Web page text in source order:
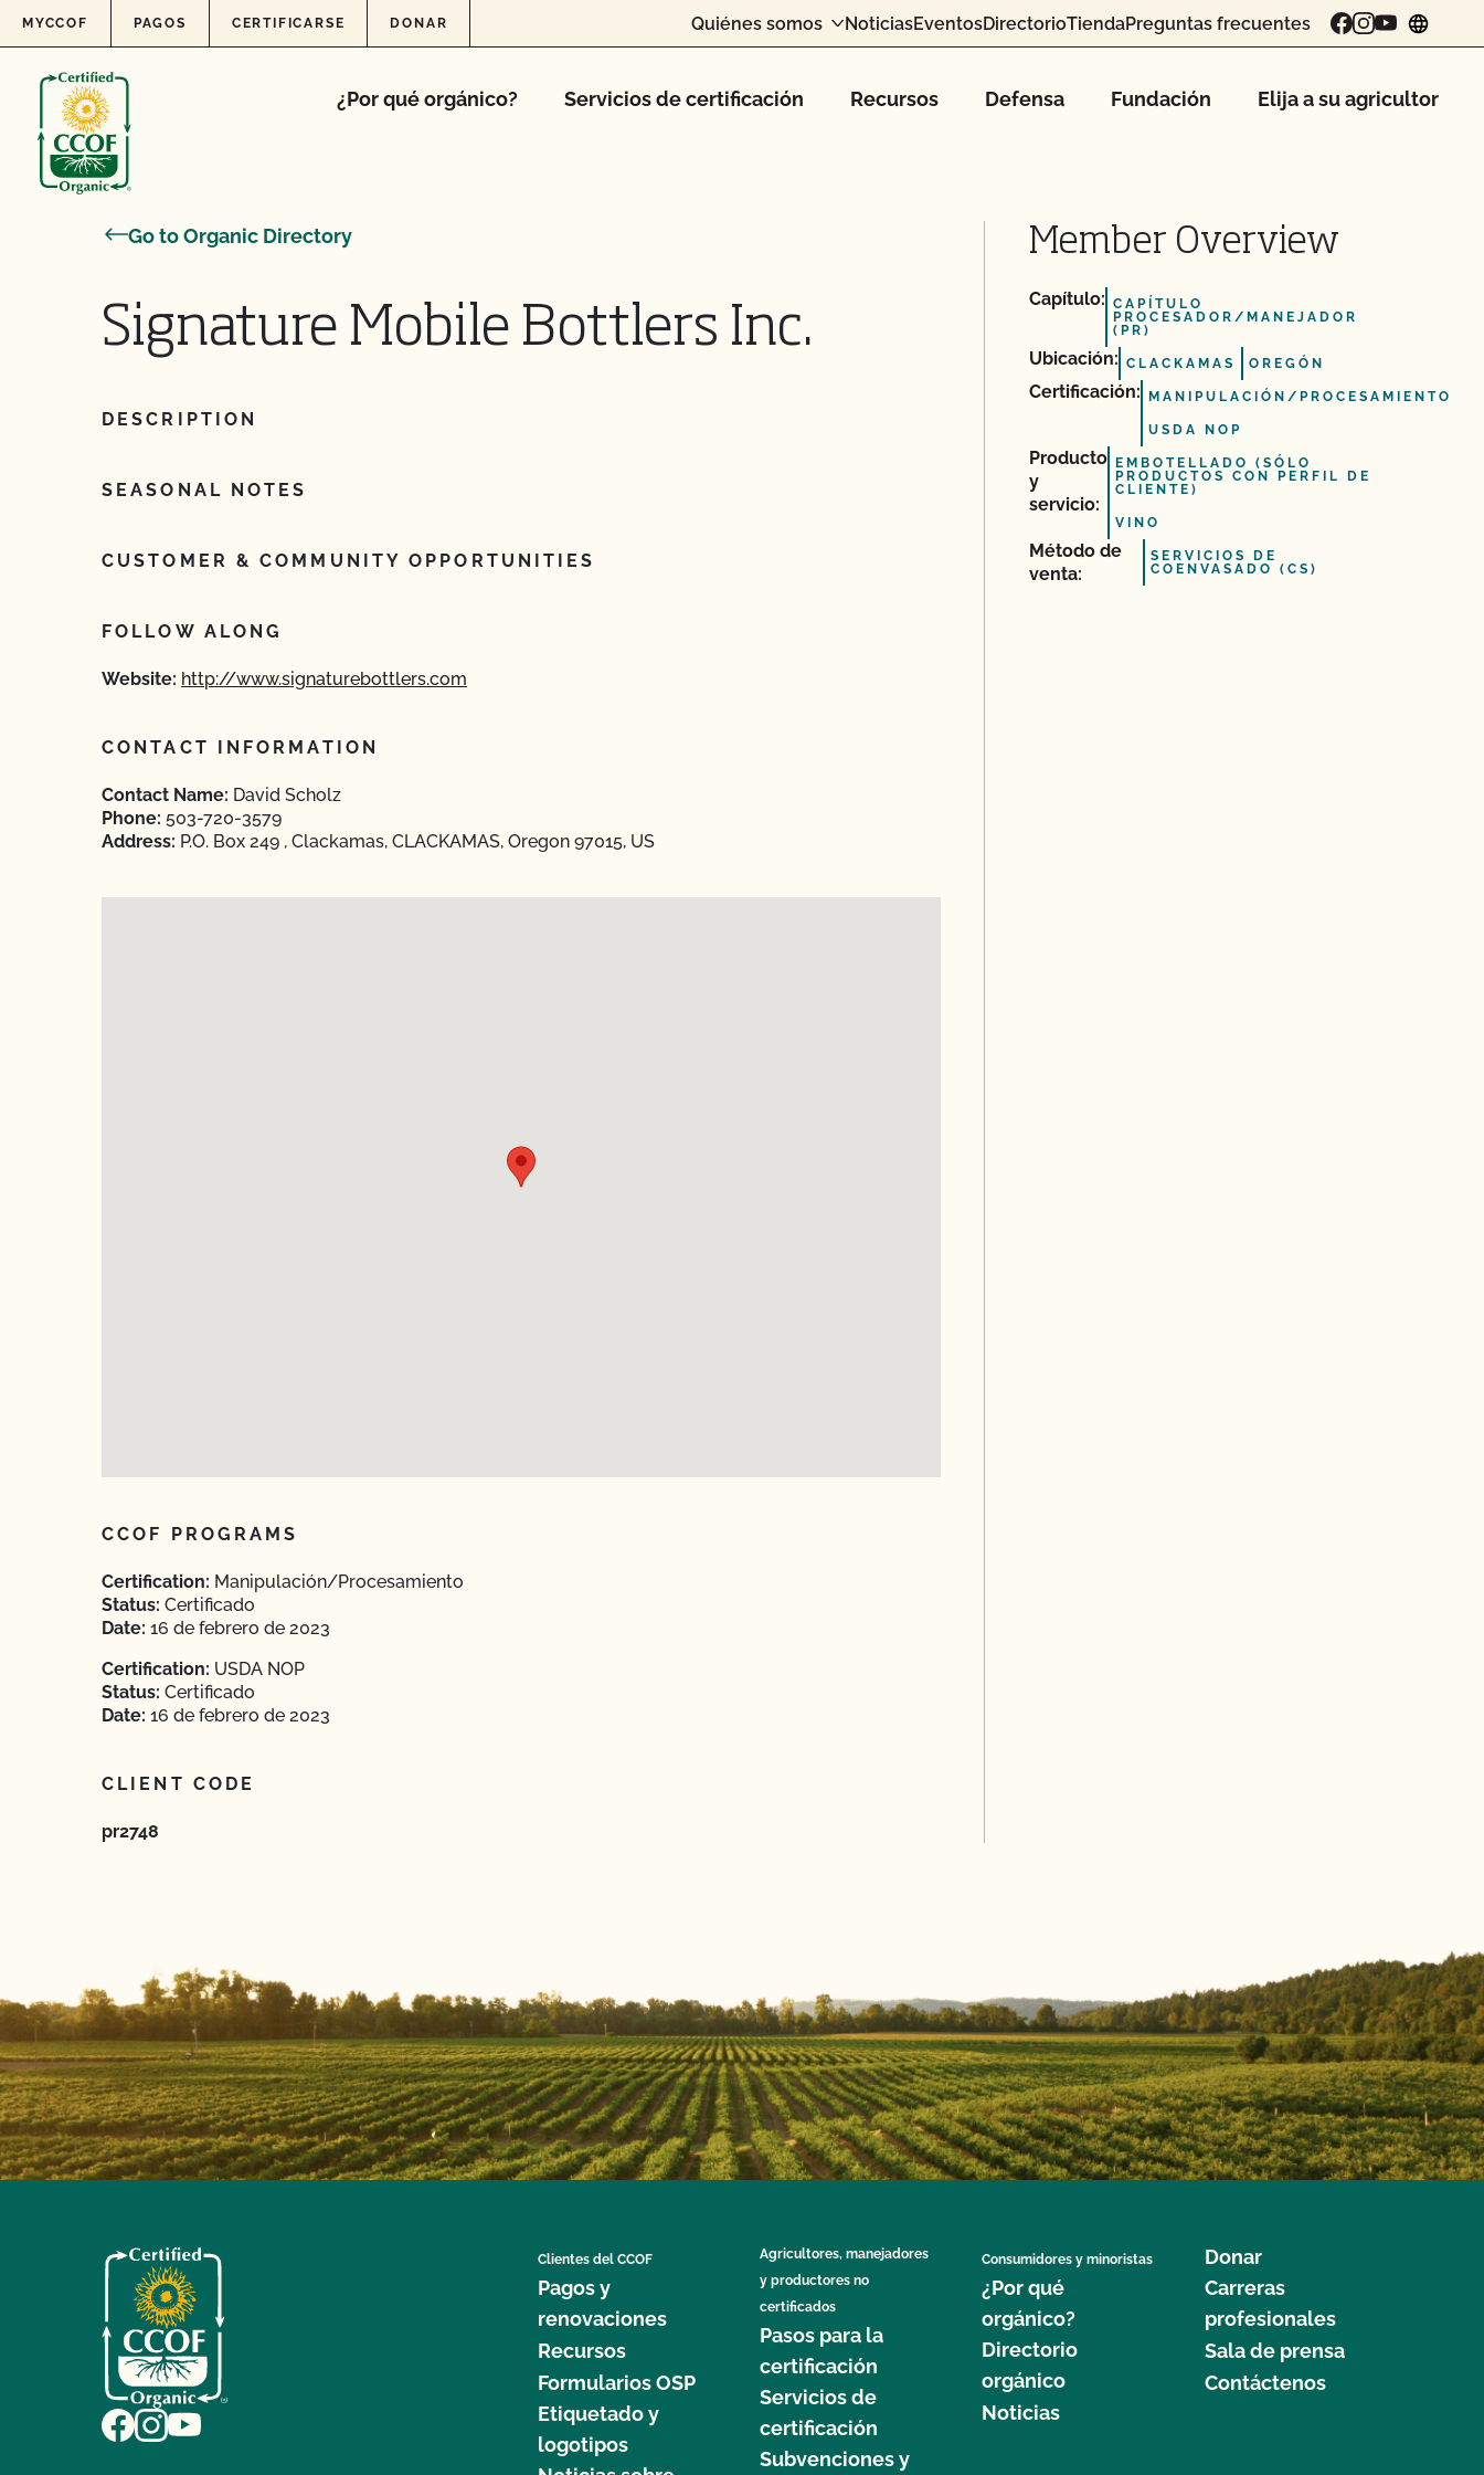
Skip to content
MYCCOF PAGOS CERTIFICARSE DONAR Quiénes somos NoticiasEventosDirectorioTiendaPreguntas frecuentes
¿Por qué orgánico? Servicios de certificación Recursos Defensa Fundación Elija a su agricultor
Go to Organic Directory
Signature Mobile Bottlers Inc.
DESCRIPTION
SEASONAL NOTES
CUSTOMER & COMMUNITY OPPORTUNITIES
FOLLOW ALONG
Website: http://www.signaturebottlers.com
CONTACT INFORMATION
Contact Name: David Scholz
Phone: 503-720-3579
Address: P.O. Box 249 , Clackamas, CLACKAMAS, Oregon 97015, US
CCOF PROGRAMS
Certification: Manipulación/Procesamiento
Status: Certificado
Date: 16 de febrero de 2023
Certification: USDA NOP
Status: Certificado
Date: 16 de febrero de 2023
CLIENT CODE
pr2748
Member Overview
Capítulo: CAPÍTULO
PROCESADOR/MANEJADOR
(PR)
Ubicación: CLACKAMAS OREGÓN
Certificación: MANIPULACIÓN/PROCESAMIENTO
USDA NOP
Producto
y
servicio:
EMBOTELLADO (SÓLO
PRODUCTOS CON PERFIL DE
CLIENTE)
VINO
Método de
venta:
SERVICIOS DE
COENVASADO (CS)
Clientes del CCOF
Pagos y
renovaciones
Recursos
Formularios OSP
Etiquetado y
logotipos
Agricultores, manejadores
y productores no
certificados
Pasos para la
certificación
Servicios de
certificación
Subvenciones y
Consumidores y minoristas
¿Por qué
orgánico?
Directorio
orgánico
Noticias
Donar
Carreras
profesionales
Sala de prensa
Contáctenos